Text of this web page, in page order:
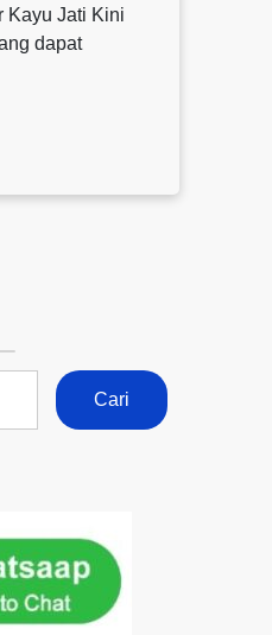
Kayu Jati Kini
dapat